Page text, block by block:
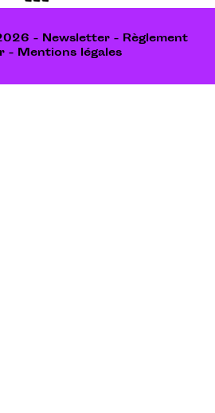
- Newsletter - Règlement
- Mentions légales